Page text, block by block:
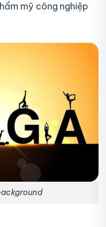
mỹ công nghiệp